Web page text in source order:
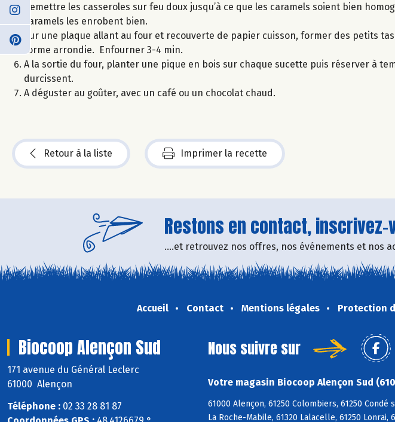
Remettre les casseroles sur feu doux jusqu’à ce que les caramels soient bien
caramels les enrobent bien.
Sur une plaque allant au four et recouverte de papier cuisson, former des petits
forme arrondie. Enfourner 3-4 min.
A la sortie du four, planter une pique en bois sur chaque sucette puis réserver à
durcissent.
A déguster au goûter, avec un café ou un chocolat chaud.
Retour à la liste Imprimer la recette
Restons en contact,
....et retrouvez nos offres, nos événements et nos
Accueil Contact Mentions légales Protection
Biocoop Alençon Sud
171 avenue du Général Leclerc
61000 Alençon
Téléphone : 02 33 28 81 87
Nous suivre sur
Votre magasin Biocoop Alençon Sud
61000 Alençon, 61250 Colombiers, 61250 Condé
La Roche-Mabile, 61320 Lalacelle, 61250 Lonrai,